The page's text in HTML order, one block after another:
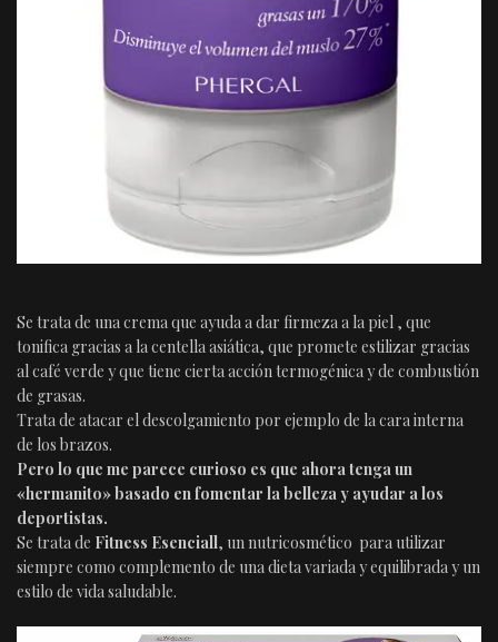
Se trata de una crema que ayuda a dar firmeza a la piel , que
tonifica gracias a la centella asiática, que promete estilizar gracias
al café verde y que tiene cierta acción termogénica y de combustión
de grasas.
Trata de atacar el descolgamiento por ejemplo de la cara interna
de los brazos.
Pero lo que me parece curioso es que ahora tenga un
«hermanito» basado en fomentar la belleza y ayudar a los
deportistas.
Se trata de Fitness Esenciall, un nutricosmético para utilizar
siempre como complemento de una dieta variada y equilibrada y un
estilo de vida saludable.